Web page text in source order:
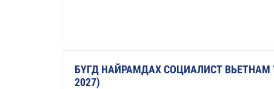
БҮГД НАЙРАМДАХ СОЦИАЛИСТ ВЬЕТНАМ
2027)